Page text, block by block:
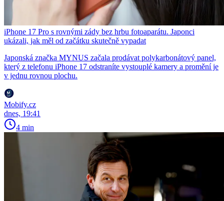
iPhone 17 Pro s rovnými zády bez hrbu fotoaparátu. Japonci
ukázali, jak měl od začátku skutečně vypadat
Japonská značka MYNUS začala prodávat polykarbonátový panel,
který z telefonu iPhone 17 odstraníte vystouplé kamery a promění je
v jednu rovnou plochu.
Mobify.cz
dnes, 19:41
4 min